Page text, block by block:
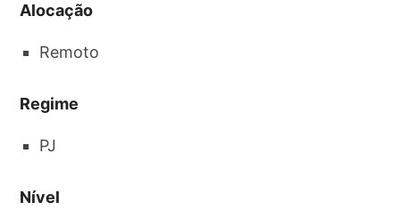
Alocação
Remoto
Regime
PJ
Nível